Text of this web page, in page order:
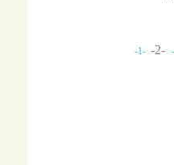
-1- -2-